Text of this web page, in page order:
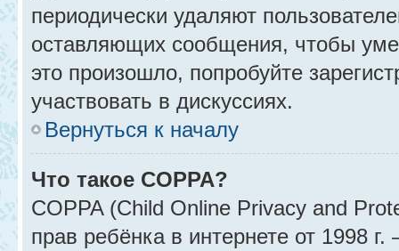
периодически удаляют
оставляющих сообщения, чтобы
это произошло, попробуйте
участвовать в дискуссиях.
Вернуться к началу
Что такое COPPA?
COPPA (Child Online Privacy and
прав ребёнка в интернете от 1998